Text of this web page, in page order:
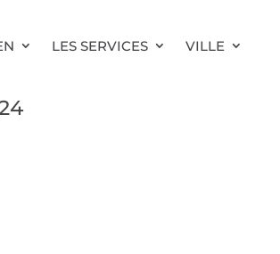
LES SERVICES VILLE